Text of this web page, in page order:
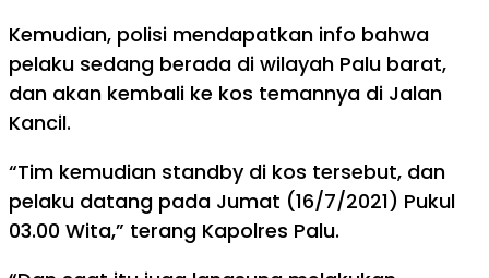
Kemudian, polisi mendapatkan info bahwa
pelaku sedang berada di wilayah Palu barat,
dan akan kembali ke kos temannya di Jalan
Kancil.
“Tim kemudian standby di kos tersebut, dan
pelaku datang pada Jumat (16/7/2021) Pukul
03.00 Wita,” terang Kapolres Palu.